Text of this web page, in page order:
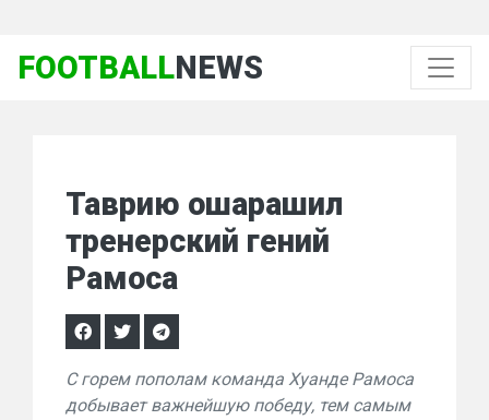
FOOTBALLNEWS
Таврию ошарашил
тренерский гений
Рамоса
С горем пополам команда Хуанде Рамоса
добывает важнейшую победу, тем самым